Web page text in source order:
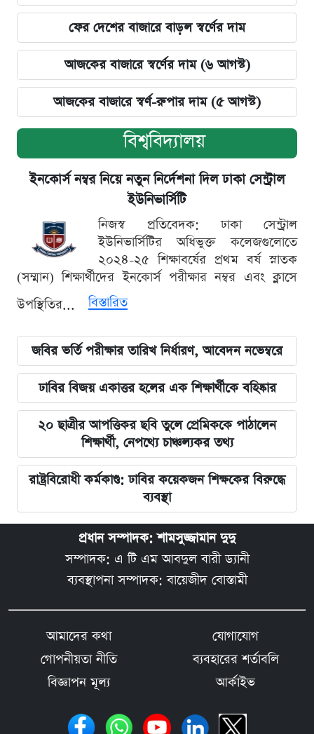
ফের দেশের বাজারে বাড়ল স্বর্ণের দাম
আজকের বাজারে স্বর্ণের দাম (৬ আগস্ট)
আজকের বাজারে স্বর্ণ-রুপার দাম (৫ আগস্ট)
বিশ্ববিদ্যালয়
ইনকোর্স নম্বর নিয়ে নতুন নির্দেশনা দিল ঢাকা সেন্ট্রাল
ইউনিভার্সিটি
নিজস্ব প্রতিবেদক: ঢাকা সেন্ট্রাল
ইউনিভার্সিটির অধিভুক্ত কলেজগুলোতে
২০২৪-২৫ শিক্ষাবর্ষের প্রথম বর্ষ স্নাতক
(সম্মান) শিক্ষার্থীদের ইনকোর্স পরীক্ষার নম্বর এবং ক্লাসে
উপস্থিতির...
বিস্তারিত
জবির ভর্তি পরীক্ষার তারিখ নির্ধারণ, আবেদন নভেম্বরে
ঢাবির বিজয় একাত্তর হলের এক শিক্ষার্থীকে বহিষ্কার
২০ ছাত্রীর আপত্তিকর ছবি তুলে প্রেমিককে পাঠালেন
শিক্ষার্থী, নেপথ্যে চাঞ্চল্যকর তথ্য
রাষ্ট্রবিরোধী কর্মকাণ্ড: ঢাবির কয়েকজন শিক্ষকের বিরুদ্ধে
ব্যবস্থা
প্রধান সম্পাদক: শামসুজ্জামান দুদু
সম্পাদক: এ টি এম আবদুল বারী ড্যানী
ব্যবস্থাপনা সম্পাদক: বায়েজীদ বোস্তামী
আমাদের কথা
যোগাযোগ
গোপনীয়তা নীতি
ব্যবহারের শর্তাবলি
বিজ্ঞাপন মূল্য
আর্কাইভ